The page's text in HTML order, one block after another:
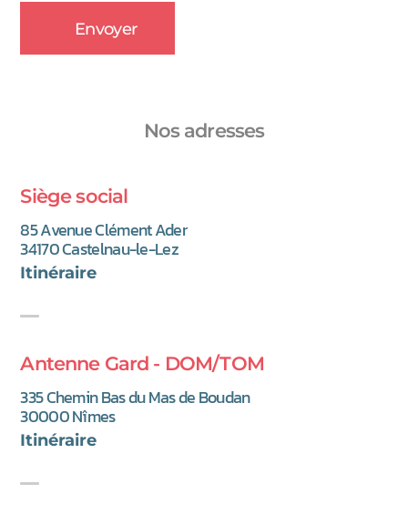
Nos adresses
Siège social
85 Avenue Clément Ader
34170 Castelnau-le-Lez
Itinéraire(nouvel onglet)
Antenne Gard - DOM/TOM
335 Chemin Bas du Mas de Boudan
30000 Nîmes
Itinéraire(nouvel onglet)